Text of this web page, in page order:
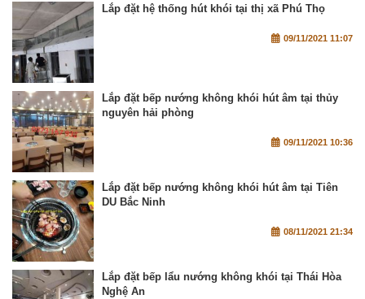
Lắp đặt hệ thống hút khói tại thị xã Phú Thọ
09/11/2021 11:07
Lắp đặt bếp nướng không khói hút âm tại thủy
nguyên hải phòng
09/11/2021 10:36
Lắp đặt bếp nướng không khói hút âm tại Tiên
DU Bắc Ninh
08/11/2021 21:34
Lắp đặt bếp lẩu nướng không khói tại Thái Hòa
Nghệ An